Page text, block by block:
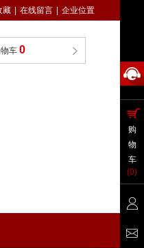
车 0
藏 在线留言 企业位置
购
物
车
(0)